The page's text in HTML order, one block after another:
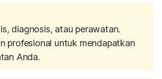
diagnosis, atau perawatan.
profesional untuk mendapatkan
Anda.